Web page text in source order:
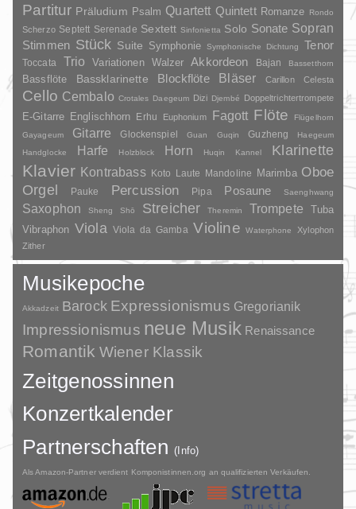
Partitur Präludium Psalm Quartett Quintett Romanze Rondo
Scherzo Septett Serenade Sextett Sinfonietta Solo Sonate Sopran
Stimmen Stück Suite Symphonie Symphonische Dichtung Tenor
Toccata Trio Variationen Walzer Akkordeon Bajan Bassetthorn
Bassflöte Bassklarinette Blockflöte Bläser Carillon Celesta
Cello Cembalo Crotales Daegeum Dizi Djembé Doppeltrichtertrompete
E-Gitarre Englischhorn Erhu Euphonium Fagott Flöte
Flügelhorn
Gayageum
Gitarre Glockenspiel Guan Guqin Guzheng
Haegeum
Handglocke
Harfe Holzblock Horn Huqin Kannel Klarinette
Klavier Kontrabass Koto Laute Mandoline Marimba Oboe
Orgel Pauke Percussion Pipa Posaune Saenghwang
Saxophon Sheng Shō Streicher Theremin Trompete
Tuba
Vibraphon Viola Viola da Gamba Violine Waterphone
Xylophon
Zither
Musikepoche
Akkadzeit Barock Expressionismus Gregorianik
Impressionismus neue Musik Renaissance
Romantik Wiener Klassik
Zeitgenossinnen
Konzertkalender
Partnerschaften(Info)
Als Amazon-Partner verdient Komponistinnen.org an qualifizierten Verkäufen.